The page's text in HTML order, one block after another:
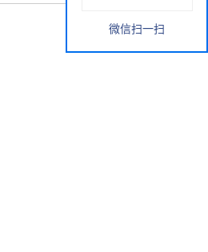
微信扫一扫